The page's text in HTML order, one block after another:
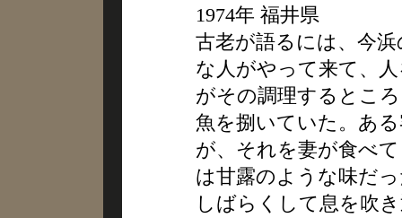
1974年 福井県
古老が語るには、今
な人がやって来て、
がその調理するとこ
魚を捌いていた。あ
が、それを妻が食べ
は甘露のような味だ
しばらくして息を吹